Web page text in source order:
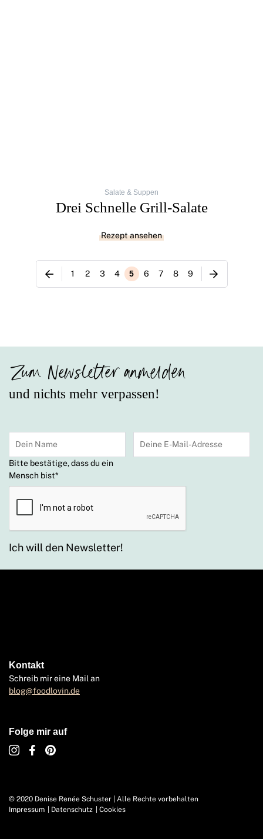
Salate & Suppen
Drei Schnelle Grill-Salate
Rezept ansehen
1 2 3 4 5 6 7 8 9
Zum Newsletter anmelden
und nichts mehr verpassen!
Bitte bestätige, dass du ein
Mensch bist*
Ich will den Newsletter!
Kontakt
Schreib mir eine Mail an
blog@foodlovin.de
Folge mir auf
© 2020 Denise Renée Schuster | Alle Rechte vorbehalten
Impressum
Datenschutz Cookies